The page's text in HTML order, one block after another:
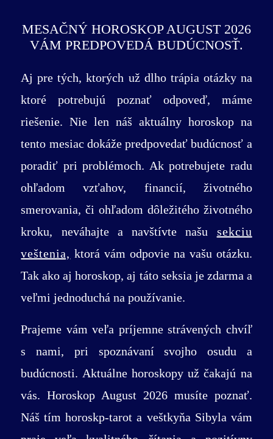
MESAČNÝ HOROSKOP AUGUST 2026
VÁM PREDPOVEDÁ BUDÚCNOSŤ.
Aj pre tých, ktorých už dlho trápia otázky na
ktoré potrebujú poznať odpoveď, máme
riešenie. Nie len náš aktuálny horoskop na
tento mesiac dokáže predpovedať budúcnosť a
poradiť pri problémoch. Ak potrebujete radu
ohľadom vzťahov, financií, životného
smerovania, či ohľadom dôležitého životného
kroku, neváhajte a navštívte našu sekciu
veštenia, ktorá vám odpovie na vašu otázku.
Tak ako aj horoskop, aj táto seksia je zdarma a
veľmi jednoduchá na používanie.
Prajeme vám veľa príjemne strávených chvíľ
s nami, pri spoznávaní svojho osudu a
budúcnosti. Aktuálne horoskopy už čakajú na
vás. Horoskop August 2026 musíte poznať.
Náš tím horoskp-tarot a veštkyňa Sibyla vám